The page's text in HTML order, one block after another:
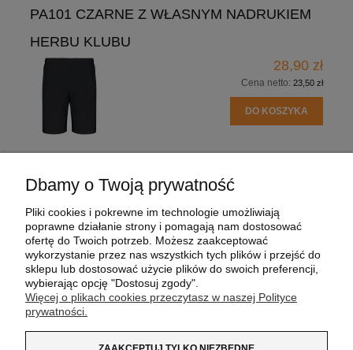
PA101 CZARNE Z WŁASNYM NADRUKIEM
HERBU KLUBU
28,90 zł
Cena netto: 23,50 zł
DO KOSZYKA
MOJE KONTO
PŁATNOŚCI I DOSTAWA
Dbamy o Twoją prywatność
Pliki cookies i pokrewne im technologie umożliwiają
poprawne działanie strony i pomagają nam dostosować
ofertę do Twoich potrzeb. Możesz zaakceptować
wykorzystanie przez nas wszystkich tych plików i przejść do
sklepu lub dostosować użycie plików do swoich preferencji,
wybierając opcję "Dostosuj zgody".
Więcej o plikach cookies przeczytasz w naszej Polityce
prywatności.